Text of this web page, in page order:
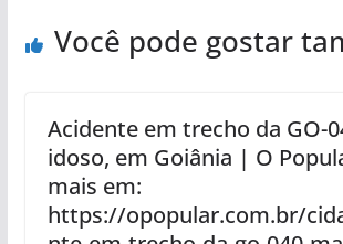
Você pode gostar
Acidente em trecho da GO-
idoso, em Goiânia | O
mais em:
https://opopular.com.br/